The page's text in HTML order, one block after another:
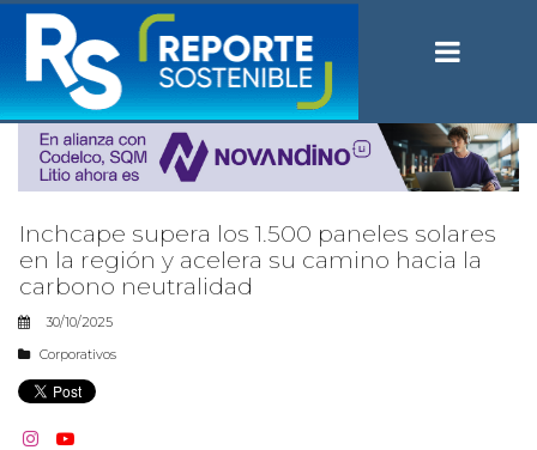
Inchcape supera los 1.500 paneles solares
en la región y acelera su camino hacia la
carbono neutralidad
30/10/2025
Corporativos
 